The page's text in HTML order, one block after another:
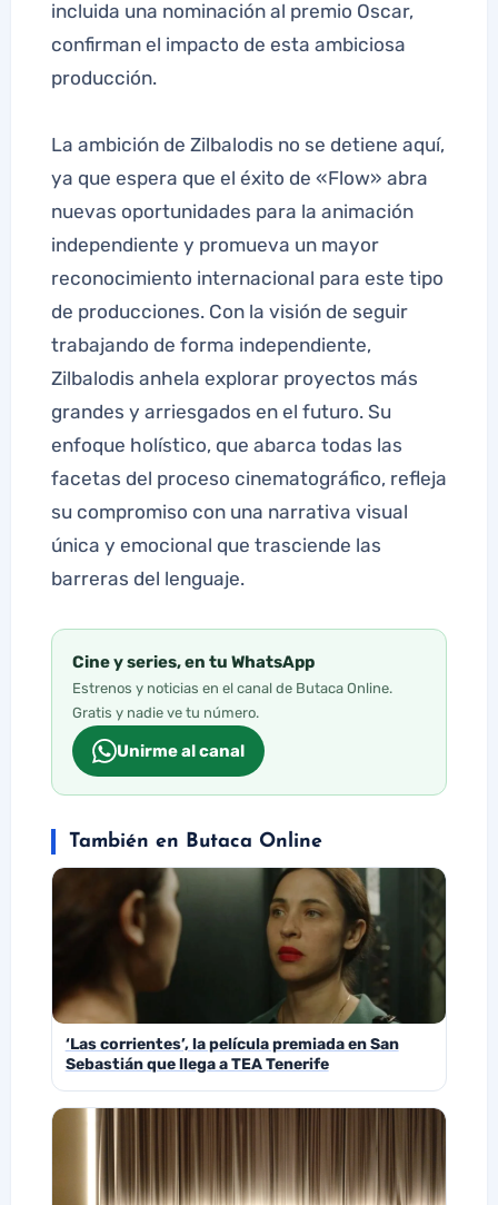
incluida una nominación al premio Oscar,
confirman el impacto de esta ambiciosa
producción.
La ambición de Zilbalodis no se detiene aquí,
ya que espera que el éxito de «Flow» abra
nuevas oportunidades para la animación
independiente y promueva un mayor
reconocimiento internacional para este tipo
de producciones. Con la visión de seguir
trabajando de forma independiente,
Zilbalodis anhela explorar proyectos más
grandes y arriesgados en el futuro. Su
enfoque holístico, que abarca todas las
facetas del proceso cinematográfico, refleja
su compromiso con una narrativa visual
única y emocional que trasciende las
barreras del lenguaje.
Cine y series, en tu WhatsApp
Estrenos y noticias en el canal de Butaca Online.
Gratis y nadie ve tu número.
Unirme al canal
También en Butaca Online
‘Las corrientes’, la película premiada en San
Sebastián que llega a TEA Tenerife